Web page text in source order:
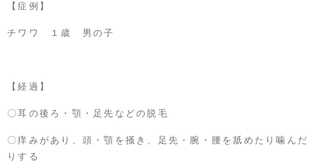
【症例】
チワワ １歳 男の子
【経過】
〇耳の後ろ・顎・足先などの脱毛
〇痒みがあり、頭・顎を掻き、足先・腕・腰を舐めたり噛んだ
りする